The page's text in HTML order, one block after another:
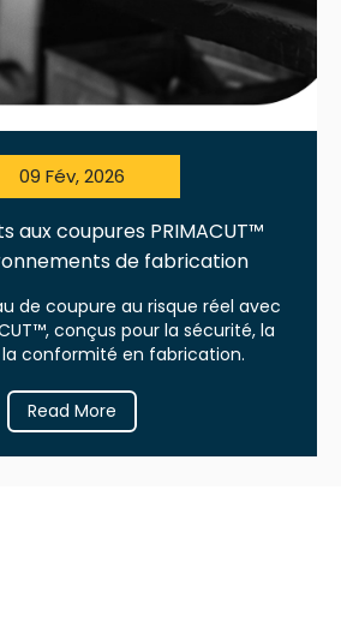
09 Fév, 2026
aux coupures PRIMACUT™
de fabrication
de coupure au risque réel avec
conçus pour la sécurité, la
conformité en fabrication.
Read More